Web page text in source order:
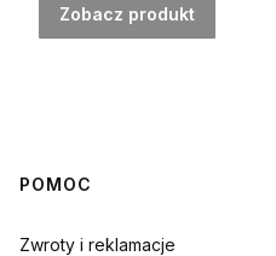
Zobacz produkt
Linki w stopce
POMOC
Zwroty i reklamacje